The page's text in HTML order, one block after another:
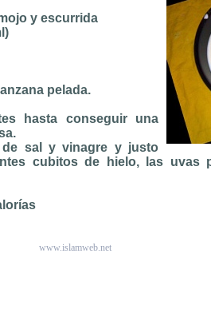
y escurrida
pelada.
hasta conseguir una
de sal y vinagre y justo
cubitos de hielo, las uvas
www.islamweb.net